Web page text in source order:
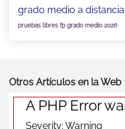
grado medio a
pruebas libres fp grado medio 2026
Otros Artículos en la Web
A PHP Error
Severity: Warning